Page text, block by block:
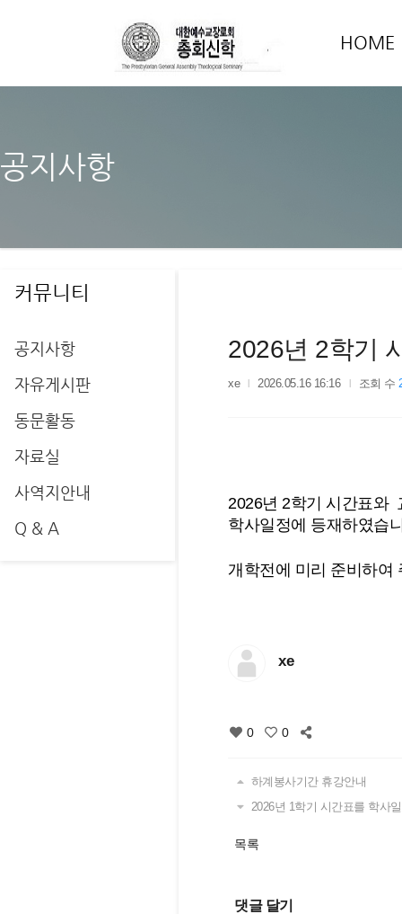
HOME
공지사항
커뮤니티
공지사항
자유게시판
동문활동
자료실
사역지안내
Q & A
2026년 2학기
xe 2026.05.16 16:16 조회 수
2026년 2학기 시간표와
학사일정에 등재하였습
개학전에 미리 준비하여
xe
0 0
하계봉사기간 휴강안내
2026년 1학기 시간표를 학사
목록
댓글 달기